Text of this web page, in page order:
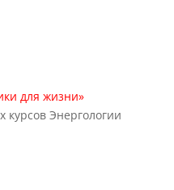
для жизни»
курсов Энергологии